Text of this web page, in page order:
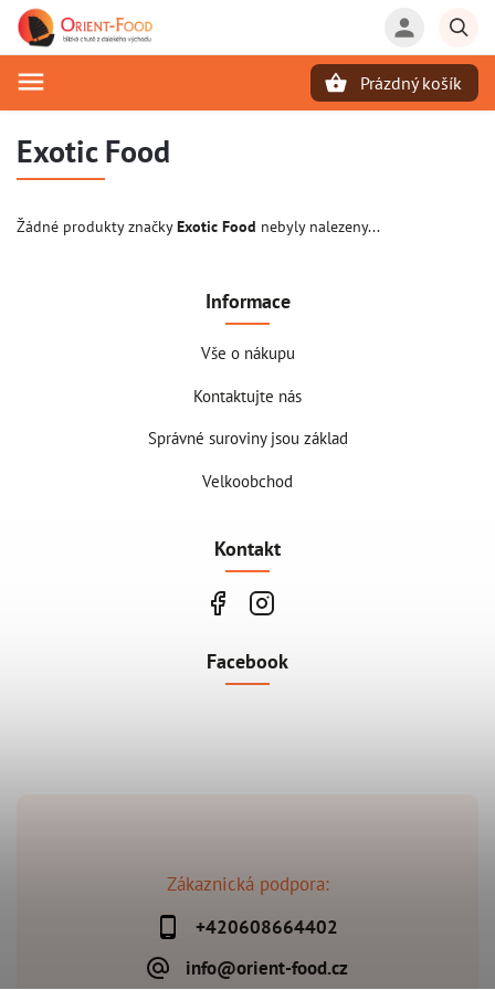
Prázdný košík
Exotic Food
Žádné produkty značkyExotic Food nebyly nalezeny...
Zákaznická podpora:
+420608664402
info@orient-food.cz
Informace
Vše o nákupu
Kontaktujte nás
Správné suroviny jsou základ
Velkoobchod
Kontakt
Facebook